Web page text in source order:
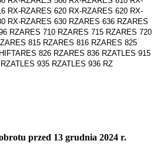
RX-RZARES 620 RX-RZARES 620 RX-
RX-RZARES 630 RZARES 636 RZARES
RZARES 710 RZARES 715 RZARES 720
815 RZARES 816 RZARES 825
826 RZARES 836 RZATLES 915
935 RZATLES 936 RZ
przed 13 grudnia 2024 r.